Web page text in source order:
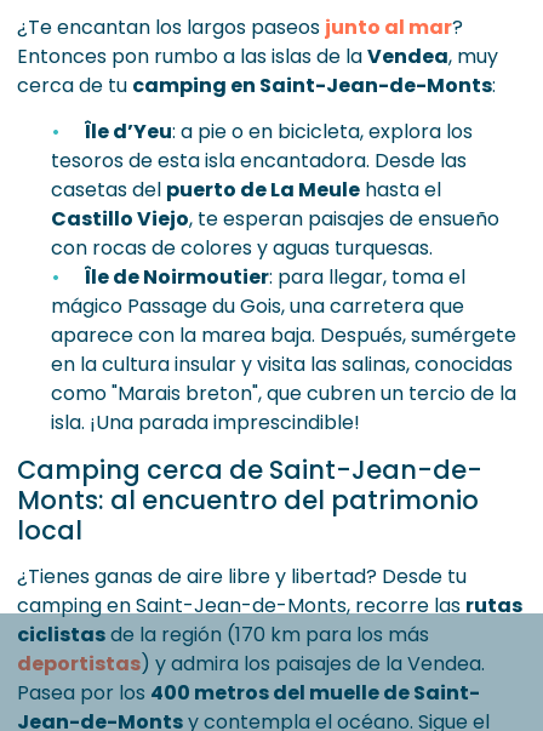
¿Te encantan los largos paseos junto al mar?
Entonces pon rumbo a las islas de laVendea, muy
cerca de tu camping en Saint-Jean-de-Monts:
Île d’Yeu: a pie o en bicicleta, explora los
tesoros de esta isla encantadora. Desde las
casetas del puerto de La Meule hasta el
Castillo Viejo, te esperan paisajes de ensueño
con rocas de colores y aguas turquesas.
Île de Noirmoutier: para llegar, toma el
mágico Passage du Gois, una carretera que
aparece con la marea baja. Después, sumérgete
en la cultura insular y visita las salinas, conocidas
como "Marais breton", que cubren un tercio de la
isla. ¡Una parada imprescindible!
Camping cerca de Saint-Jean-de-
Monts: al encuentro del patrimonio
local
¿Tienes ganas de aire libre y libertad? Desde tu
camping en Saint-Jean-de-Monts, recorre las rutas
ciclistasde la región (170 km para los más
deportistas) y admira los paisajes de la Vendea.
Pasea por los 400 metros del muelle de Saint-
Jean-de-Montsy contempla el océano. Sigue el